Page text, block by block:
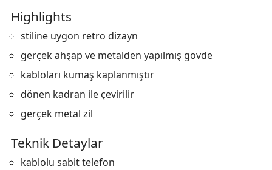
Highlights
stiline uygon retro dizayn
gerçek ahşap ve metalden yapılmış gövde
kabloları kumaş kaplanmıştır
dönen kadran ile çevirilir
gerçek metal zil
Teknik Detaylar
kablolu sabit telefon